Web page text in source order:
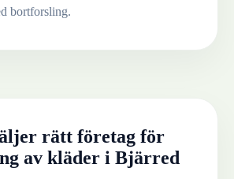
bortforsling.
rätt företag för
av kläder i Bjärred